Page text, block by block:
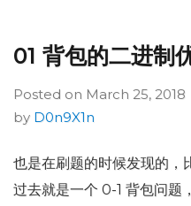
01 背包的二进制
Posted on March 25, 2018
by D0n9X1n
也是在刷题的时候发现的
过去就是一个 0-1 背包问题